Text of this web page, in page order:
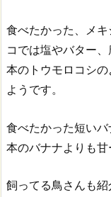
食べたかった、メキ
コでは塩やバター
本のトウモロコシ
ようです。
食べたかった短い
本のバナナよりも甘
飼ってる鳥さんも